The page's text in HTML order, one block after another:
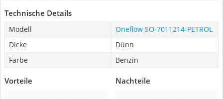
Technische Details
Modell
Oneflow SO-7011214-PETROL
Dicke
Dünn
Farbe
Benzin
Vorteile Nachteile